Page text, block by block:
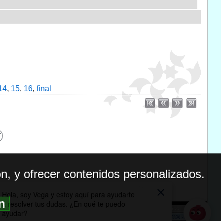
, 15, 16, final
DE PRIVACIDAD
y ofrecer contenidos personalizados.